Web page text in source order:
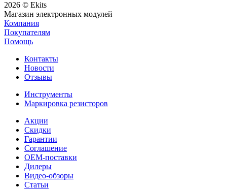
2026 © Ekits
Магазин электронных модулей
Компания
Покупателям
Помощь
Контакты
Новости
Отзывы
Инструменты
Маркировка резисторов
Акции
Скидки
Гарантии
Соглашение
OEM-поставки
Дилеры
Видео-обзоры
Статьи